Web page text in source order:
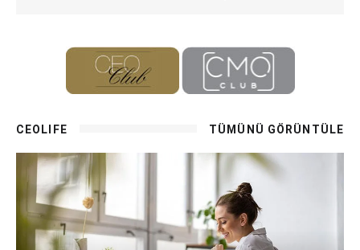
CEOLIFE TÜMÜNÜ GÖRÜNTÜLE